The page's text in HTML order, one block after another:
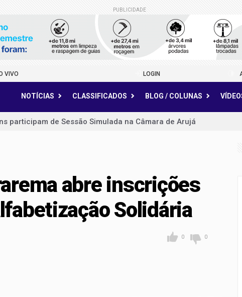
PUBLICIDADE
VIVO LOGIN
NOTÍCIAS CLASSIFICADOS BLOG / COLUNAS
participam de Sessão Simulada na Câmara de Arujá
por tráfico e apreende mais de 360 porções de
leva cinema, cultura e conscientização ambiental para escolas de
posto para emissão gratuita do Cartão TOP; atendimento já está
reunir somente campeões nas quartas de final
impedidos de retornar às casas após incêndio em empresa
abre inscrições
Solidária
0 0